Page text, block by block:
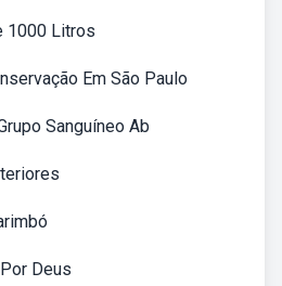
1000 Litros
Em São Paulo
Sanguíneo Ab
Deus